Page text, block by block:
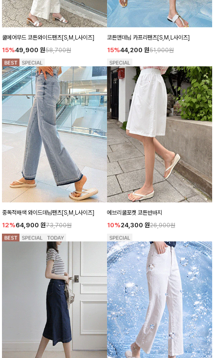
쿨에어무드 코튼와이드팬츠[S,M,L사이즈]
15%49,900 원58,700원
코튼앤데님 카프리팬츠[S,M,L사이즈]
15%44,200 원51,900원
중독적배색 와이드데님팬츠[S,M,L사이즈]
12%64,900 원73,700원
에브리쿨포켓 코튼반바지
10%24,300 원26,900원